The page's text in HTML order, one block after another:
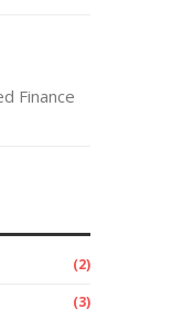
Finance
(2)
(3)